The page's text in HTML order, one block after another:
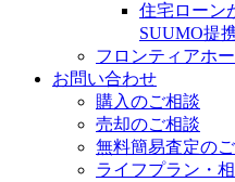
住宅ローン
SUUMO提
フロンティアホ
お問い合わせ
購入のご相談
売却のご相談
無料簡易査定の
ライフプラン・